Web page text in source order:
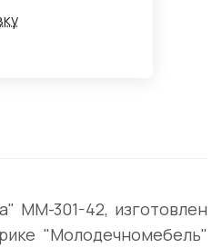
ММ-301-42, изготовлен
"Молодечномебель"